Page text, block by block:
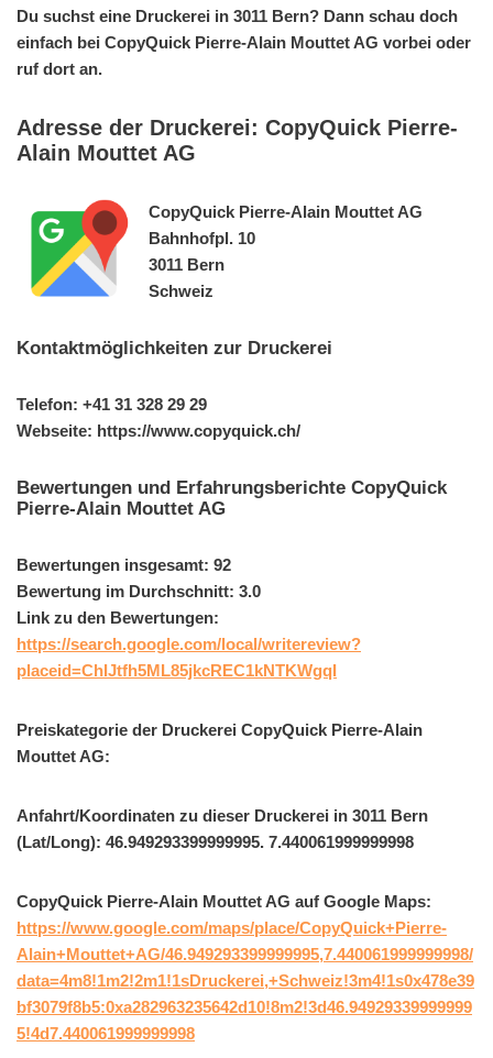
Du suchst eine Druckerei in 3011 Bern? Dann schau doch
einfach bei CopyQuick Pierre-Alain Mouttet AG vorbei oder
ruf dort an.
Adresse der Druckerei: CopyQuick Pierre-
Alain Mouttet AG
CopyQuick Pierre-Alain Mouttet AG
Bahnhofpl. 10
3011 Bern
Schweiz
Kontaktmöglichkeiten zur Druckerei
Telefon: +41 31 328 29 29
Webseite: https://www.copyquick.ch/
Bewertungen und Erfahrungsberichte CopyQuick
Pierre-Alain Mouttet AG
Bewertungen insgesamt: 92
Bewertung im Durchschnitt: 3.0
Link zu den Bewertungen:
https://search.google.com/local/writereview?
placeid=ChIJtfh5ML85jkcREC1kNTKWgqI
Preiskategorie der Druckerei CopyQuick Pierre-Alain
Mouttet AG:
Anfahrt/Koordinaten zu dieser Druckerei in 3011 Bern
(Lat/Long): 46.949293399999995. 7.440061999999998
CopyQuick Pierre-Alain Mouttet AG auf Google Maps:
https://www.google.com/maps/place/CopyQuick+Pierre-
Alain+Mouttet+AG/46.949293399999995,7.440061999999998/
data=4m8!1m2!2m1!1sDruckerei,+Schweiz!3m4!1s0x478e39
bf3079f8b5:0xa282963235642d10!8m2!3d46.94929339999999
5!4d7.440061999999998